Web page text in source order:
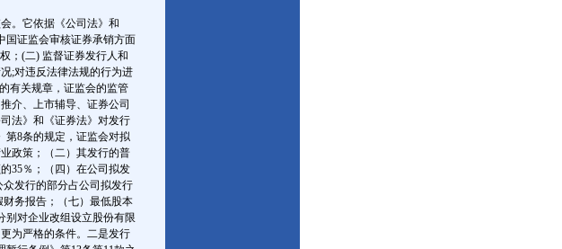
。它依据《公司法》和
国证监会审核证券承销方面
；(二) 监督证券发行人和
;对违反法律法规的行为进
有关规章，证监会的监管
介、上市辅导、证券公司
法》和《证券法》对发行
第8条的规定，证监会对拟
政策；（二）其发行的普
35％；（四）在公司拟发
发行的部分占公司拟发行
务报告；（七）最低股本
别对企业改组设立股份有限
为严格的条件。二是发行